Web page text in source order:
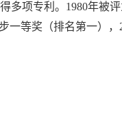
多项专利。1980年被
一等奖（排名第一）